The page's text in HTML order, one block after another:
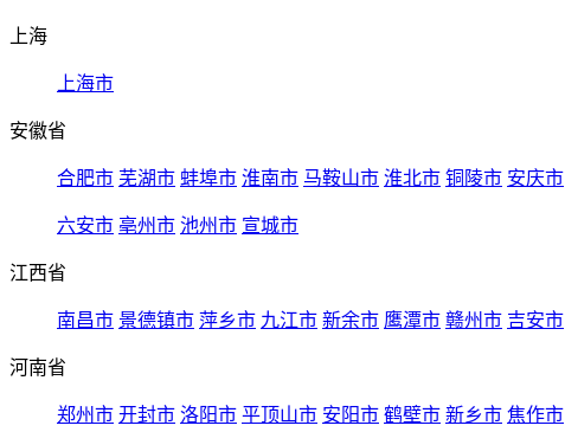
上海
上海市
安徽省
合肥市 芜湖市 蚌埠市 淮南市 马鞍山市 淮北市 铜陵市 安庆市
六安市 亳州市 池州市 宣城市
江西省
南昌市 景德镇市 萍乡市 九江市 新余市 鹰潭市 赣州市 吉安市
河南省
郑州市 开封市 洛阳市 平顶山市 安阳市 鹤壁市 新乡市 焦作市